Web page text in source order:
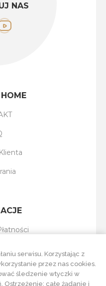
NAS
Sklepu
serwisu. Korzystając z
przez nas cookies.
śledzenie wtyczki w
całe żądanie i